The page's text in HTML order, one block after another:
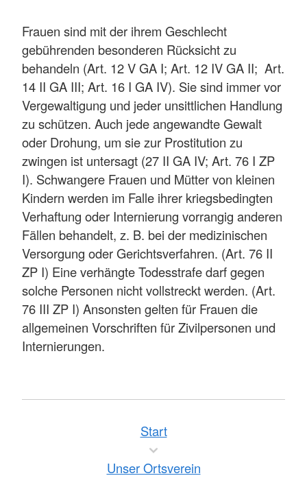
Frauen sind mit der ihrem Geschlecht
gebührenden besonderen Rücksicht zu
behandeln (Art. 12 V GA I; Art. 12 IV GA II; Art.
14 II GA III; Art. 16 I GA IV). Sie sind immer vor
Vergewaltigung und jeder unsittlichen Handlung
zu schützen. Auch jede angewandte Gewalt
oder Drohung, um sie zur Prostitution zu
zwingen ist untersagt (27 II GA IV; Art. 76 I ZP
I). Schwangere Frauen und Mütter von kleinen
Kindern werden im Falle ihrer kriegsbedingten
Verhaftung oder Internierung vorrangig anderen
Fällen behandelt, z. B. bei der medizinischen
Versorgung oder Gerichtsverfahren. (Art. 76 II
ZP I) Eine verhängte Todesstrafe darf gegen
solche Personen nicht vollstreckt werden. (Art.
76 III ZP I) Ansonsten gelten für Frauen die
allgemeinen Vorschriften für Zivilpersonen und
Internierungen.
Start
Unser Ortsverein